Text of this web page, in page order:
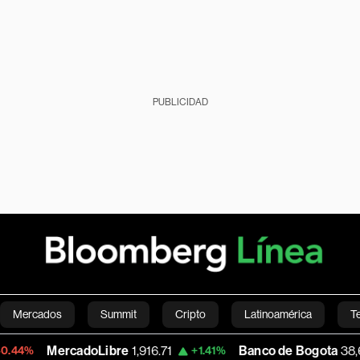
PUBLICIDAD
Mercados Summit Cripto Latinoamérica
Economía Estilo de vida Mundo Videos
1,916.71 +1.41% Banco de Bogota 38,680.00